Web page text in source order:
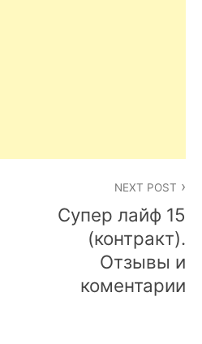
NEXT POST
Супер лайф 15
(контракт).
Отзывы и
коментарии